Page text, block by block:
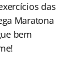
das
Maratona
bem